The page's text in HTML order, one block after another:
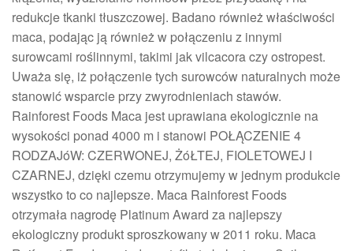
redukcje tkanki tłuszczowej. Badano również właściwości
maca, podając ją również w połączeniu z innymi
surowcami roślinnymi, takimi jak vilcacora czy ostropest.
Uważa się, iż połączenie tych surowców naturalnych może
stanowić wsparcie przy zwyrodnieniach stawów.
Rainforest Foods Maca jest uprawiana ekologicznie na
wysokości ponad 4000 m i stanowi POŁĄCZENIE 4
RODZAJóW: CZERWONEJ, ŻóŁTEJ, FIOLETOWEJ I
CZARNEJ, dzięki czemu otrzymujemy w jednym produkcie
wszystko to co najlepsze. Maca Rainforest Foods
otrzymała nagrodę Platinum Award za najlepszy
ekologiczny produkt sproszkowany w 2011 roku. Maca